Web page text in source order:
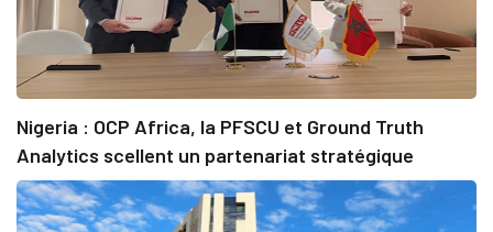
Nigeria : OCP Africa, la PFSCU et Ground Truth
Analytics scellent un partenariat stratégique